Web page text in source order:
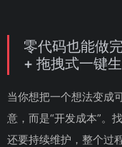
零代码也能做
+ 拖拽式一键生
当你想把一个想法变成
意，而是“开发成本”。
还要持续维护，整个过